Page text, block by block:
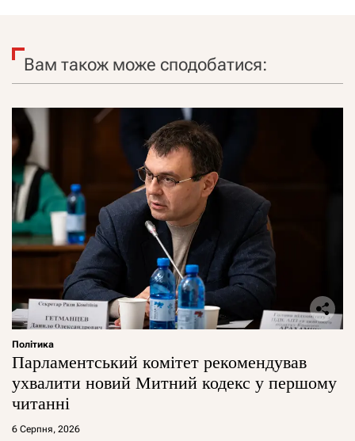
Вам також може сподобатися:
Політика
Парламентський комітет рекомендував
ухвалити новий Митний кодекс у першому
читанні
6 Серпня, 2026